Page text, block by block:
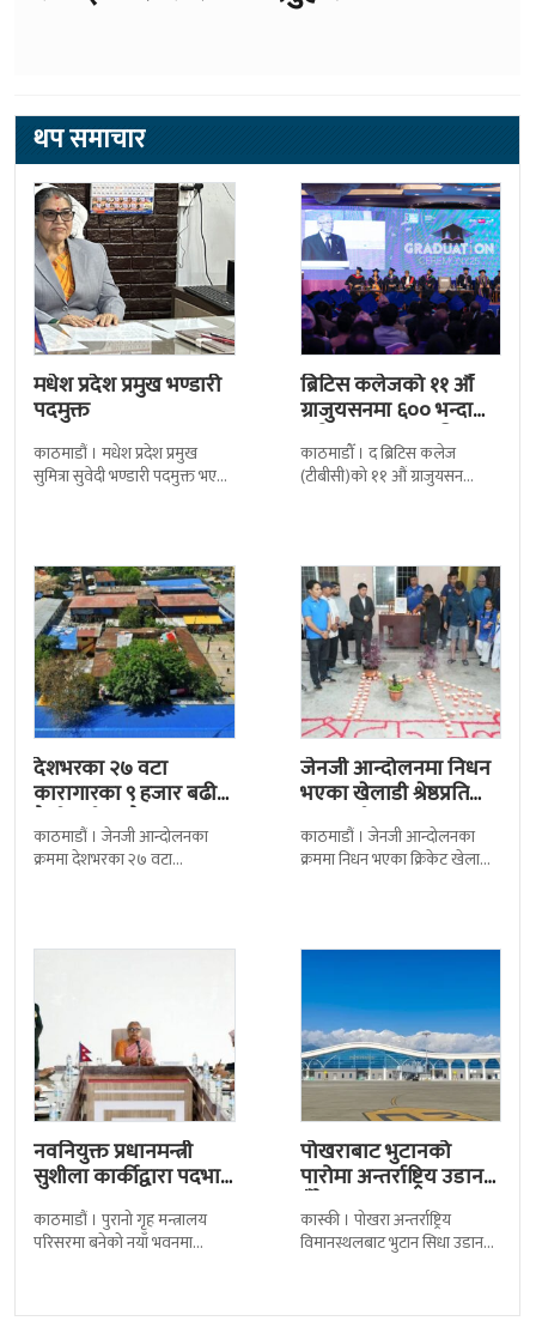
थप समाचार
मधेश प्रदेश प्रमुख भण्डारी
पदमुक्त
काठमाडौं । मधेश प्रदेश प्रमुख
सुमित्रा सुवेदी भण्डारी पदमुक्त भएकी
ब्रिटिस कलेजको ११ औँ
ग्राजुयसनमा ६०० भन्दा
बढी ग्राजुयट सम्मानित
काठमाडौँ । द ब्रिटिस कलेज
(टीबीसी)को ११ औं ग्राजुयसन
देशभरका २७ वटा
कारागारका ९ हजार बढी
कैदीबन्दी अझै फरार
काठमाडौं । जेनजी आन्दोलनका
क्रममा देशभरका २७ वटा
जेनजी आन्दोलनमा निधन
भएका खेलाडी श्रेष्ठप्रति
श्रद्धाञ्जली
काठमाडौं । जेनजी आन्दोलनका
क्रममा निधन भएका क्रिकेट खेलाडी
नवनियुक्त प्रधानमन्त्री
सुशीला कार्कीद्वारा पदभार
काठमाडौं । पुरानो गृह मन्त्रालय
परिसरमा बनेको नयाँ भवनमा
नवनियुक्त
पोखराबाट भुटानको
पारोमा अन्तर्राष्ट्रिय उडान
हुँदै
कास्की । पोखरा अन्तर्राष्ट्रिय
विमानस्थलबाट भुटान सिधा उडान
लागेको हो